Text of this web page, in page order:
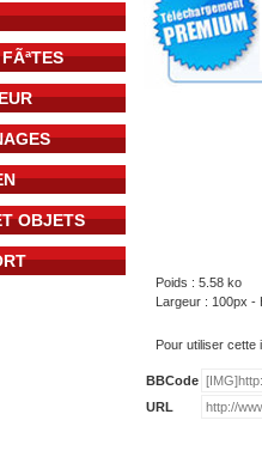
OBJETS
Poids : 5.58 ko
Largeur : 100px -
Pour utiliser cette
BBCode
URL